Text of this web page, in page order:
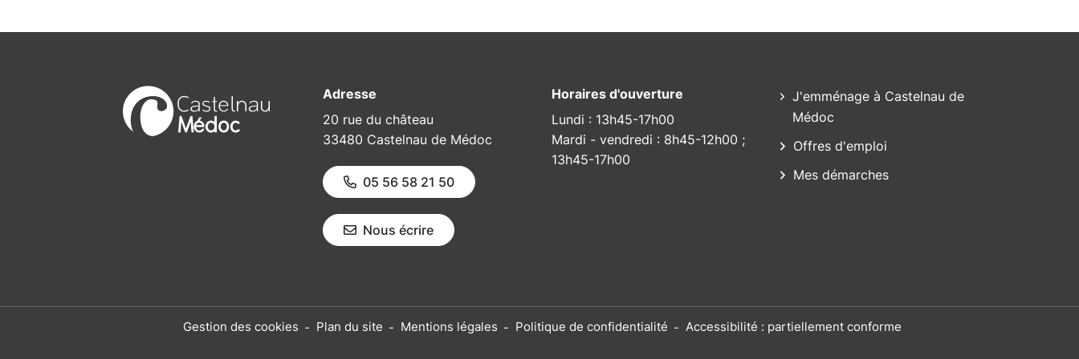
Adresse
20 rue du château
33480 Castelnau de Médoc
05 56 58 21 50
Nous écrire
Horaires d'ouverture
Lundi : 13h45-17h00
Mardi - vendredi : 8h45-12h00 ;
13h45-17h00
J'emménage à Castelnau de
Médoc
Offres d'emploi
Mes démarches
Gestion des cookies Plan du site Mentions légales Politique de confidentialité Accessibilité : partiellement conforme